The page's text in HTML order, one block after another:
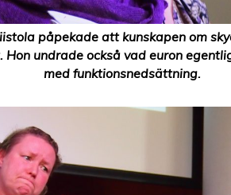
påpekade att kunskapen om
undrade också vad euron
med funktionsnedsättning.